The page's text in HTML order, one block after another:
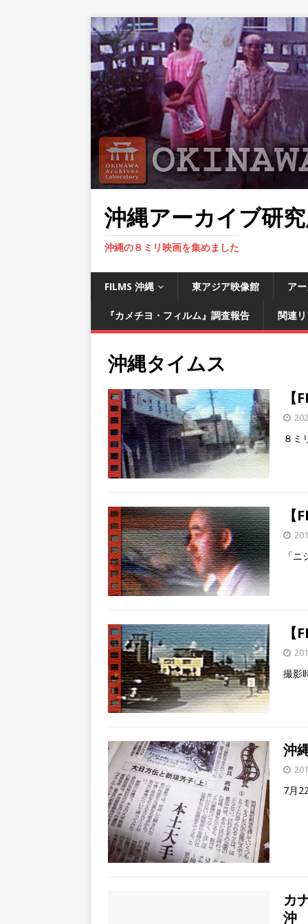
沖縄アーカイブ研
沖縄の８ミリ映画を集めました
FILMS 沖縄 東アジア映像館 ア
『カメチヨ・フィルム』調査報告 関連
沖縄タイムス
８ミ
【
「
【
撮影
沖
7月
カ
沖